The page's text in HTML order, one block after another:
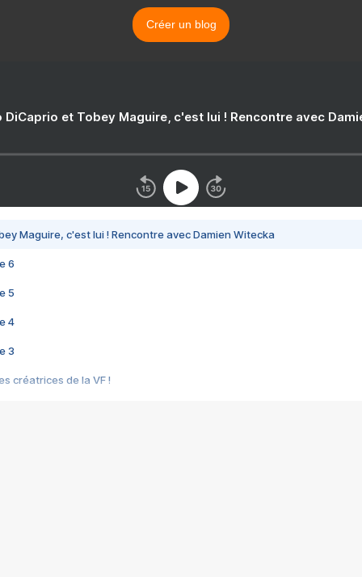
Créer un blog
DiCaprio et Tobey Maguire, c'est lui ! Rencontre avec
Maguire, c'est lui ! Rencontre avec Damien Witecka
6
5
4
3
créatrices de la VF !